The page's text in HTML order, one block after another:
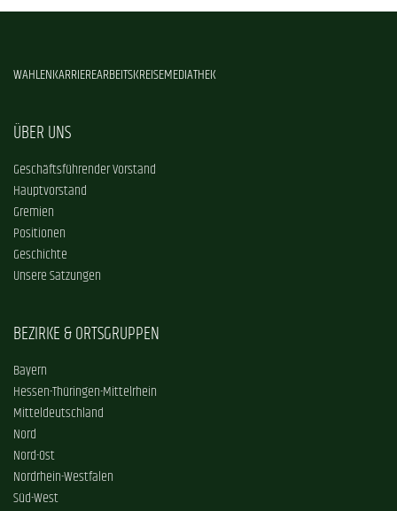
WAHLENKARRIEREARBEITSKREISEMEDIATHEK
ÜBER UNS
Geschäftsführender Vorstand
Hauptvorstand
Gremien
Positionen
Geschichte
Unsere Satzungen
BEZIRKE & ORTSGRUPPEN
Bayern
Hessen-Thüringen-Mittelrhein
Mitteldeutschland
Nord
Nord-Ost
Nordrhein-Westfalen
Süd-West